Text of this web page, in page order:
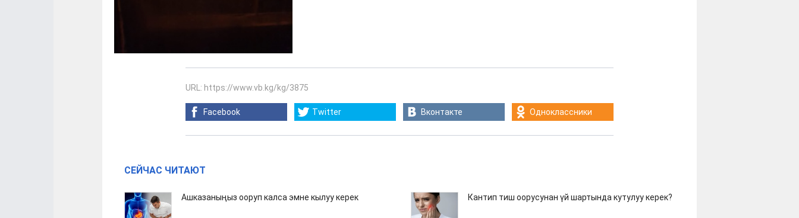
URL: https://www.vb.kg/kg/3875
Facebook Twitter Вконтакте Одноклассники
СЕЙЧАС ЧИТАЮТ
Ашказаныңыз ооруп калса эмне кылуу керек Кантип тиш оорусунан үй шартында кутулуу керек?